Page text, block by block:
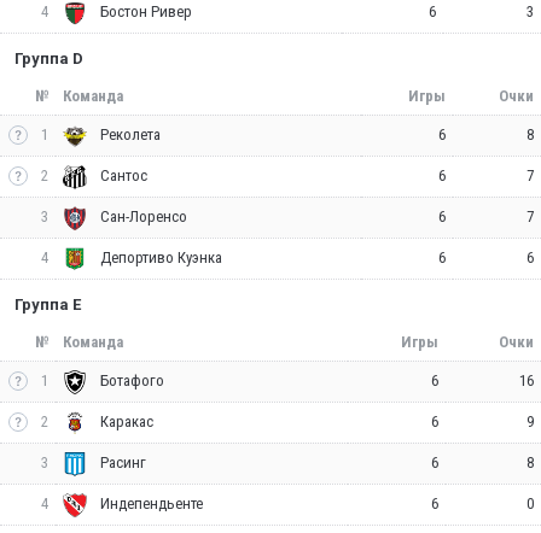
4 Бостон Ривер 6 3
Группа D
№ Команда Игры Очки
1 Реколета 6 8
2 Сантос 6 7
3 Сан-Лоренсо 6 7
4 Депортиво Куэнка 6 6
Группа E
№ Команда Игры Очки
1 Ботафого 6 16
2 Каракас 6 9
3 Расинг 6 8
4 Индепендьенте 6 0